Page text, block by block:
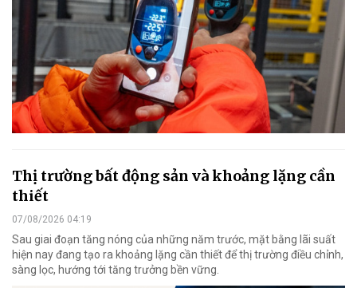
Thị trường bất động sản và khoảng lặng cần
thiết
07/08/2026 04:19
Sau giai đoạn tăng nóng của những năm trước, mặt bằng lãi suất
hiện nay đang tạo ra khoảng lặng cần thiết để thị trường điều chỉnh,
sàng lọc, hướng tới tăng trưởng bền vững.